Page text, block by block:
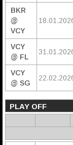
BKR
@
VCY
VCY
@ FL
VCY
@ SG
PLAY OFF